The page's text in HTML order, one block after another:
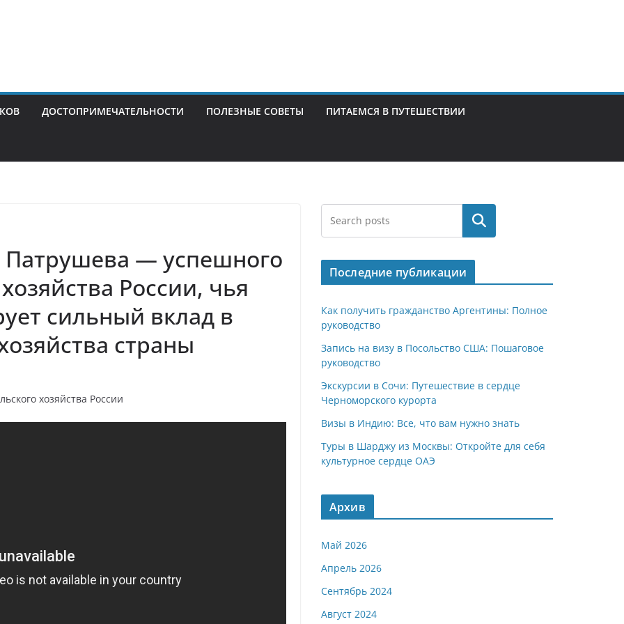
ДОСТОПРИМЕЧАТЕЛЬНОСТИ ПОЛЕЗНЫЕ СОВЕТЫ ПИТАЕМСЯ В ПУТЕШЕСТВИИ
— успешного
России, чья
сильный вклад в
страны
Поиск
Последние публикации
Как получить гражданство Аргентины: Полное
руководство
Запись на визу в Посольство США: Пошаговое
руководство
Экскурсии в Сочи: Путешествие в сердце
Черноморского курорта
Визы в Индию: Все, что вам нужно знать
Туры в Шарджу из Москвы: Откройте для себя
культурное сердце ОАЭ
Архив
Май 2026
Апрель 2026
Сентябрь 2024
Август 2024